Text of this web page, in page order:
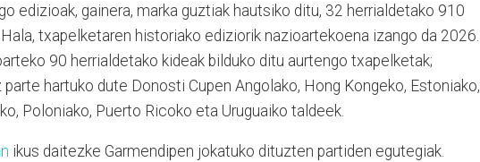
edizioak, gainera, marka guztiak hautsiko ditu, 32 herrialdetako 910
txapelketaren historiako ediziorik nazioartekoena izango da 2026.
90 herrialdetako kideak bilduko ditu aurtengo txapelketak;
hartuko dute Donosti Cupen Angolako, Hong Kongeko, Estoniako,
Poloniako, Puerto Ricoko eta Uruguaiko taldeek.
ikus daitezke Garmendipen jokatuko dituzten partiden egutegiak.